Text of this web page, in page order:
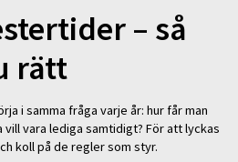
– så
rätt
i samma fråga varje år: hur får man
vill vara lediga samtidigt? För att lyckas
koll på de regler som styr.